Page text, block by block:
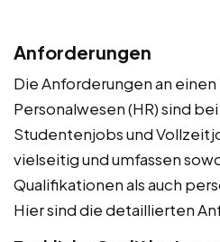
Anforderungen
Die Anforderungen an einen
Personalwesen (HR) sind
Studentenjobs und
vielseitig und umfassen
Qualifikationen als auch
Hier sind die detaillierten